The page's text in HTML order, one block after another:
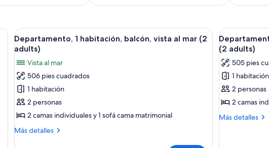
una ventana con cortinas, un teléfono en la mesita de noche y una lámpara fijada a la
Abrir
todas
fotos
de
Departamento,
1
habitación,
balcón,
Un balcón con vista al mar, una señal de tráfico y
8
Departamento, 1 habitación, balcón, vista al mar (2
adults)
Vista al mar
506 pies cuadrados
1 habitación
2 personas
2 camas individuales y 1 sofá cama matrimonial
Más detalles
Más
Abrir
todas
las
fotos
de
1
habitación,
7
(2 adults)
505 pies
1 habitación
2 personas
2 camas
Más detalles
Más